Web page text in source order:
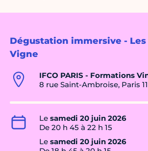
Dégustation immersive - Les
Vigne
IFCO PARIS - Formations
8 rue Saint-Ambroise, Paris
Le samedi 20 juin 2026
De 20 h 45 à 22 h 15
Le samedi 20 juin 2026